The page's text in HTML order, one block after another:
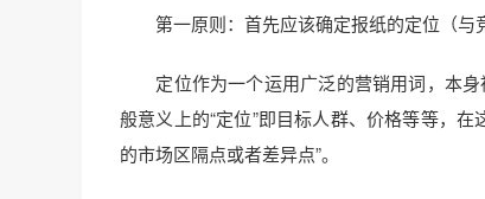
第一原则：首先应该确定报纸的定位（与
定位作为一个运用广泛的营销用词，本身
般意义上的“定位”即目标人群、价格等等，
的市场区隔点或者差异点”。